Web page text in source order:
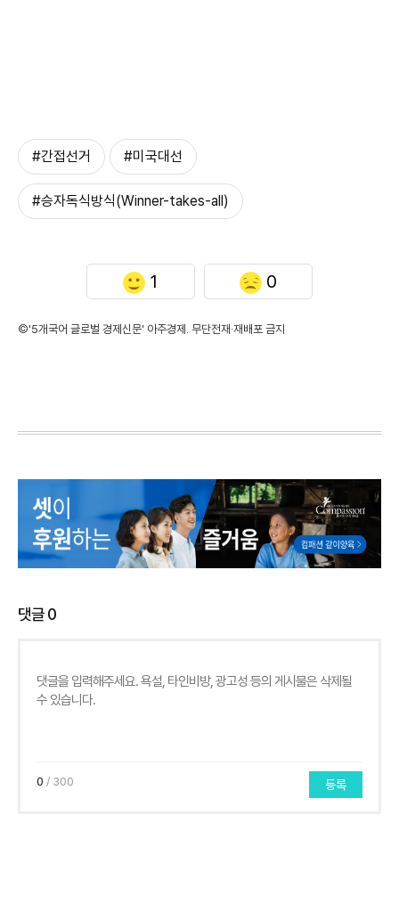
#간접선거 #미국대선
#승자독식방식(Winner-takes-all)
1 0
©'5개국어 글로벌 경제신문' 아주경제. 무단전재·재배포 금지
댓글0
0 / 300 등록